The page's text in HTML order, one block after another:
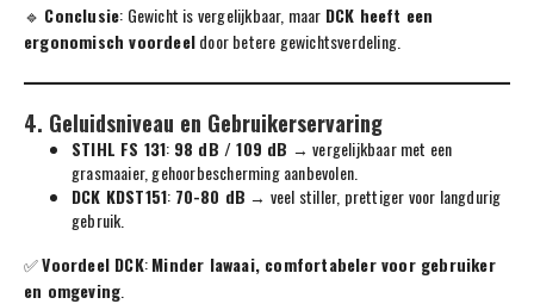
🔹 Conclusie: Gewicht is vergelijkbaar, maar DCK heeft een
ergonomisch voordeeldoor betere gewichtsverdeling.
4. Geluidsniveau en Gebruikerservaring
STIHL FS 131: 98 dB / 109 dB → vergelijkbaar met een
grasmaaier, gehoorbescherming aanbevolen.
DCK KDST151: 70-80 dB → veel stiller, prettiger voor langdurig
gebruik.
✅Voordeel DCK:Minder lawaai, comfortabeler voor gebruiker
en omgeving